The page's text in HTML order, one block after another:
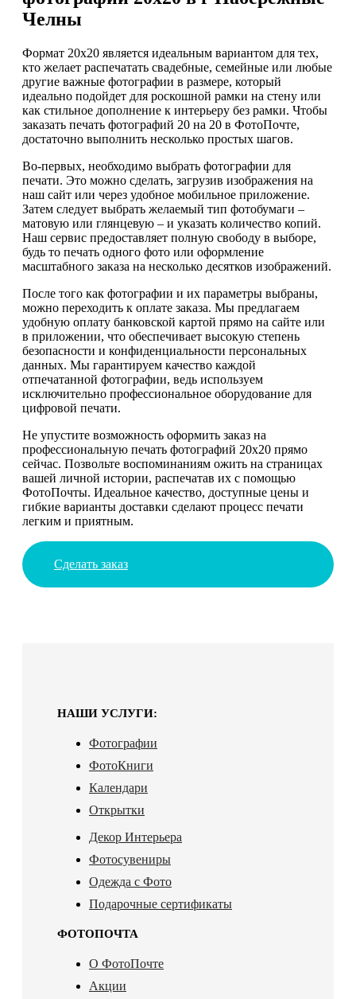
Челны
Формат 20х20 является идеальным вариантом для тех,
кто желает распечатать свадебные, семейные или любые
другие важные фотографии в размере, который
идеально подойдет для роскошной рамки на стену или
как стильное дополнение к интерьеру без рамки. Чтобы
заказать печать фотографий 20 на 20 в ФотоПочте,
достаточно выполнить несколько простых шагов.
Во-первых, необходимо выбрать фотографии для
печати. Это можно сделать, загрузив изображения на
наш сайт или через удобное мобильное приложение.
Затем следует выбрать желаемый тип фотобумаги –
матовую или глянцевую – и указать количество копий.
Наш сервис предоставляет полную свободу в выборе,
будь то печать одного фото или оформление
масштабного заказа на несколько десятков изображений.
После того как фотографии и их параметры выбраны,
можно переходить к оплате заказа. Мы предлагаем
удобную оплату банковской картой прямо на сайте или
в приложении, что обеспечивает высокую степень
безопасности и конфиденциальности персональных
данных. Мы гарантируем качество каждой
отпечатанной фотографии, ведь используем
исключительно профессиональное оборудование для
цифровой печати.
Не упустите возможность оформить заказ на
профессиональную печать фотографий 20х20 прямо
сейчас. Позвольте воспоминаниям ожить на страницах
вашей личной истории, распечатав их с помощью
ФотоПочты. Идеальное качество, доступные цены и
гибкие варианты доставки сделают процесс печати
легким и приятным.
Сделать заказ
НАШИ УСЛУГИ:
Фотографии
ФотоКниги
Календари
Открытки
Декор Интерьера
Фотосувениры
Одежда с Фото
Подарочные сертификаты
ФОТОПОЧТА
О ФотоПочте
Акции